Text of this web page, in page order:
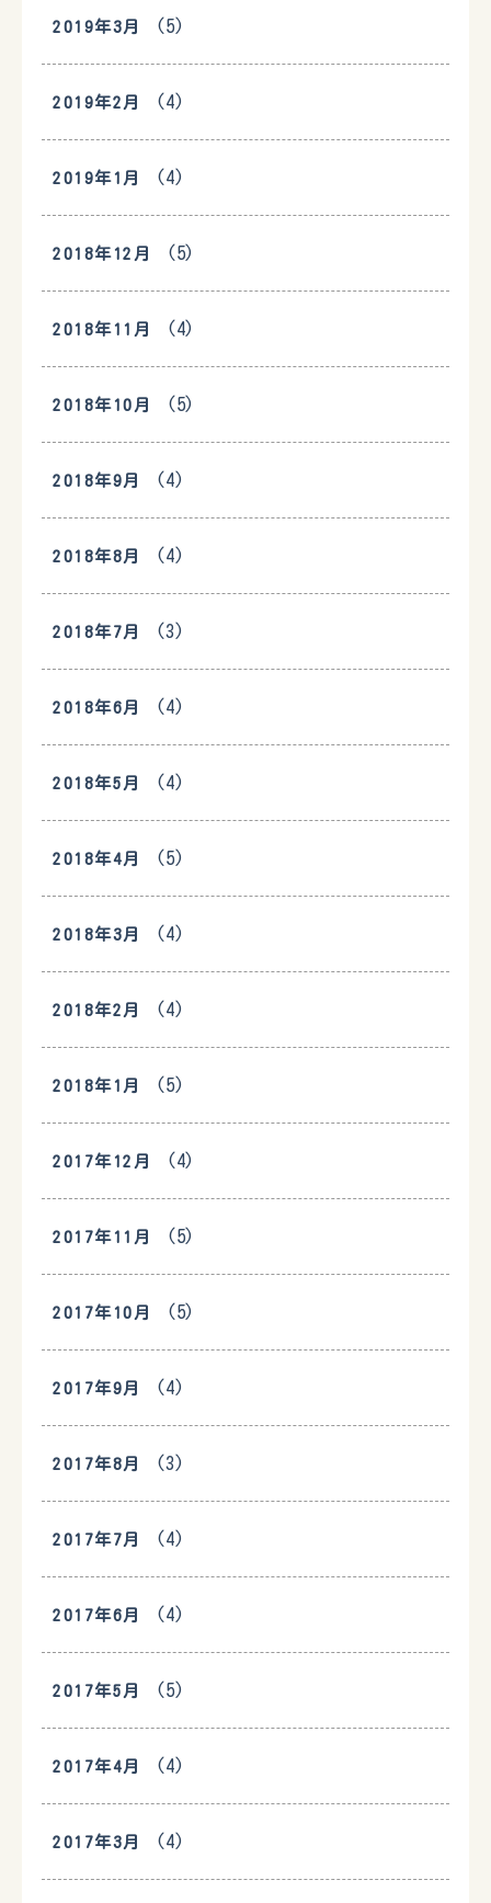
2019年3月 (5)
2019年2月 (4)
2019年1月 (4)
2018年12月 (5)
2018年11月 (4)
2018年10月 (5)
2018年9月 (4)
2018年8月 (4)
2018年7月 (3)
2018年6月 (4)
2018年5月 (4)
2018年4月 (5)
2018年3月 (4)
2018年2月 (4)
2018年1月 (5)
2017年12月 (4)
2017年11月 (5)
2017年10月 (5)
2017年9月 (4)
2017年8月 (3)
2017年7月 (4)
2017年6月 (4)
2017年5月 (5)
2017年4月 (4)
2017年3月 (4)